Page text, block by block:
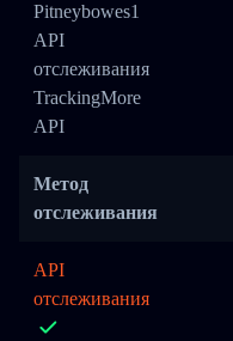
Pitneybowes1
API
отслеживания
TrackingMore
API
Метод
отслеживания
API
отслеживания